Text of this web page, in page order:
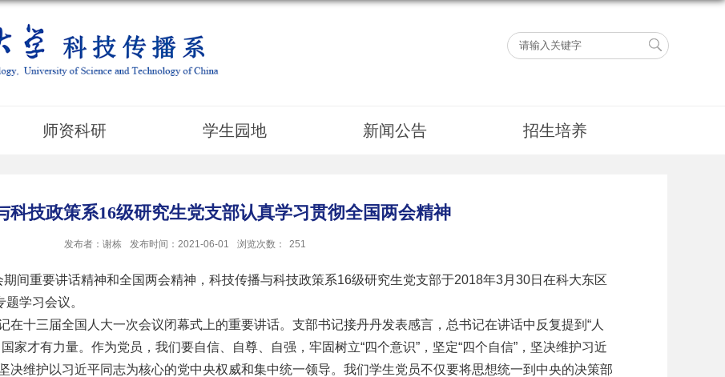
师资科研 学生园地 新闻公告 招生培养
科技政策系16级研究生党支部认真学习贯彻全国两会精神
发布者：谢栋 发布时间：2021-06-01 浏览次数： 251
重要讲话精神和全国两会精神，科技传播与科技政策系16级研究生党支部于2018年3月30日在科大东区
学习会议。
三届全国人大一次会议闭幕式上的重要讲话。支部书记接丹丹发表感言，总书记在讲话中反复提到“人
家才有力量。作为党员，我们要自信、自尊、自强，牢固树立“四个意识”，坚定“四个自信”，坚决维护习近
决维护以习近平同志为核心的党中央权威和集中统一领导。我们学生党员不仅要将思想统一到中央的决策部